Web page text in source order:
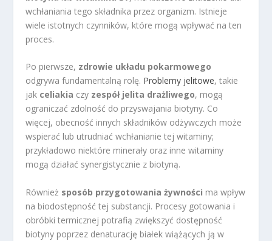
wchłaniania tego składnika przez organizm. Istnieje
wiele istotnych czynników, które mogą wpływać na ten
proces.
Po pierwsze, zdrowie układu pokarmowego
odgrywa fundamentalną rolę. Problemy jelitowe, takie
jak celiakia czy zespół jelita drażliwego, mogą
ograniczać zdolność do przyswajania biotyny. Co
więcej, obecność innych składników odżywczych może
wspierać lub utrudniać wchłanianie tej witaminy;
przykładowo niektóre minerały oraz inne witaminy
mogą działać synergistycznie z biotyną.
Również sposób przygotowania żywności ma wpływ
na biodostępność tej substancji. Procesy gotowania i
obróbki termicznej potrafią zwiększyć dostępność
biotyny poprzez denaturację białek wiążących ją w